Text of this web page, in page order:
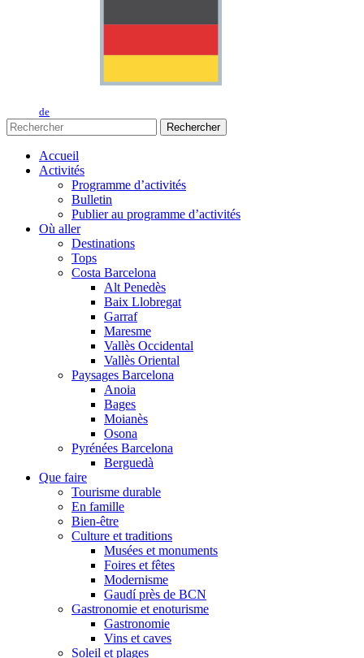
de
Rechercher
Accueil
Activités
Programme d’activités
Bulletin
Publier au programme d’activités
Où aller
Destinations
Tops
Costa Barcelona
Alt Penedès
Baix Llobregat
Garraf
Maresme
Vallès Occidental
Vallès Oriental
Paysages Barcelona
Anoia
Bages
Moianès
Osona
Pyrénées Barcelona
Berguedà
Que faire
Tourisme durable
En famille
Bien-être
Culture et traditions
Musées et monuments
Foires et fêtes
Modernisme
Gaudí près de BCN
Gastronomie et enoturisme
Gastronomie
Vins et caves
Soleil et plages